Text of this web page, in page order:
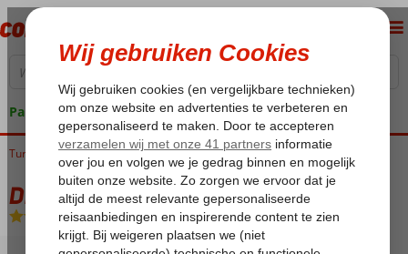
Pakketgarantie
Home
Turkije Egeische kust Didim Didim-Centrum Didim Beach
Didim Beach
All Inclusive-Hotel